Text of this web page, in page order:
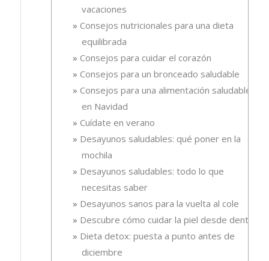
vacaciones
Consejos nutricionales para una dieta
equilibrada
Consejos para cuidar el corazón
Consejos para un bronceado saludable
Consejos para una alimentación saludable
en Navidad
Cuídate en verano
Desayunos saludables: qué poner en la
mochila
Desayunos saludables: todo lo que
necesitas saber
Desayunos sanos para la vuelta al cole
Descubre cómo cuidar la piel desde dentro
Dieta detox: puesta a punto antes de
diciembre